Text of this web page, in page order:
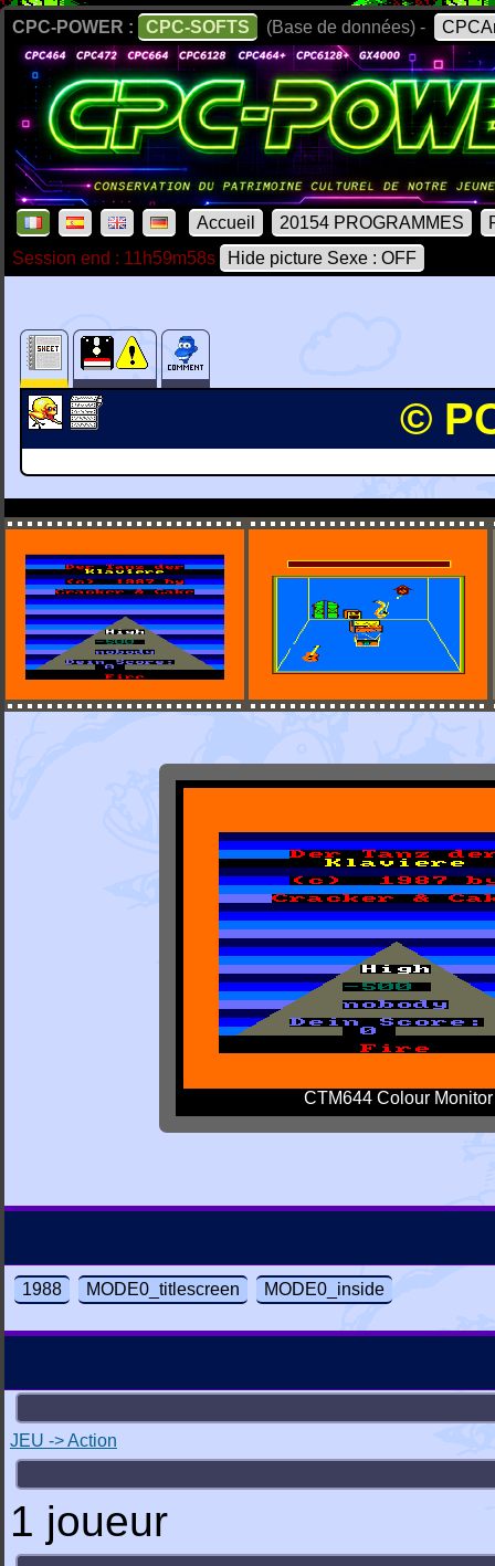
CPC-POWER : CPC-SOFTS (Base de données) -
Accueil 20154 PROGRAMMES
Session end : 11h59m58s
Hide picture Sexe : OFF
©
CTM644 Colour Monitor
1988 MODE0_titlescreen MODE0_inside
JEU -> Action
1 joueur